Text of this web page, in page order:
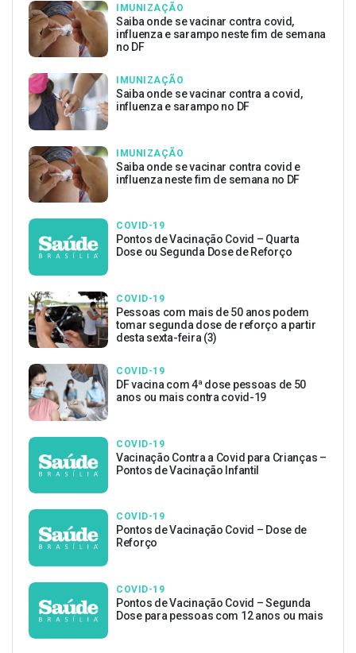
IMUNIZAÇÃO
Saiba onde se vacinar contra covid,
influenza e sarampo neste fim de semana
no DF
IMUNIZAÇÃO
Saiba onde se vacinar contra a covid,
influenza e sarampo no DF
IMUNIZAÇÃO
Saiba onde se vacinar contra covid e
influenza neste fim de semana no DF
COVID-19
Pontos de Vacinação Covid – Quarta
Dose ou Segunda Dose de Reforço
COVID-19
Pessoas com mais de 50 anos podem
tomar segunda dose de reforço a partir
desta sexta-feira (3)
COVID-19
DF vacina com 4ª dose pessoas de 50
anos ou mais contra covid-19
COVID-19
Vacinação Contra a Covid para Crianças –
Pontos de Vacinação Infantil
COVID-19
Pontos de Vacinação Covid – Dose de
Reforço
COVID-19
Pontos de Vacinação Covid – Segunda
Dose para pessoas com 12 anos ou mais